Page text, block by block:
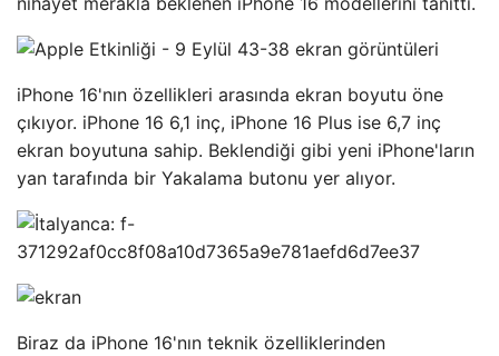
iPhone 16'nın özellikleri arasında ekran boyutu öne
çıkıyor. iPhone 16 6,1 inç, iPhone 16 Plus ise 6,7 inç
ekran boyutuna sahip. Beklendiği gibi yeni iPhone'ların
yan tarafında bir Yakalama butonu yer alıyor.
Biraz da iPhone 16'nın teknik özelliklerinden